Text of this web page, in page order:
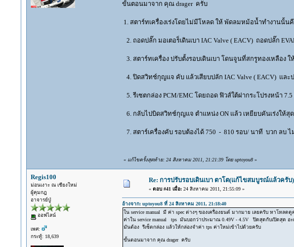
ขั้นตอนมาจาก คุณ drager ครับ
1. สตาร์ทเครื่องเร่งโดยไม่มีโหลด ให้ พัดลมหม้อน้ำทำงานนั้น
2. ถอดปลั๊ก มอเตอร็เดินเบา IAC Valve ( EACV) ถอดปลั๊ก
3. สตาร์ทเครื่อง ปรับตั้งรอบเดินเบา โดนจูนที่สกรูทองเหลือง
4. ปิดสวิทช์กุญแจ คับ แล้วเสียบปลัก IAC Valve ( EACV) และป
5. รีเซตกล่อง PCM/EMC โดยถอด ฟิวส์ใต้ฝากระโปรงหน้า
6. กลับไปบิดสวิทช์กุญแจ ตำแหน่ง ON แล้ว เหยียบคันเร่งให้
7. สตาร์เครื่องคับ รอบต้องได้ 750 - 810 รอบ/ นาที บวก ลบ
« แก้ไขครั้งสุดท้าย: 24 สิงหาคม 2011, 21:21:39 โดย uptoyou8»
Regis100
ม่อนเงาะ ณ เชียงใหม่
ผู้คุมกฎ
อาจารย์ปู่
ออฟไลน์
เพศ:
กระทู้: 18,639
Re: การปรับรอบเดินเบา ตาโต(แก้ไขสมบูรณ์แล้วครับ)
« ตอบ #41 เมื่อ:24 สิงหาคม 2011, 21:55:09 »
อ้างจาก: uptoyou8 ที่ 24 สิงหาคม 2011, 21:18:40
ใน service manual มี ค่า spec ต่างๆ ของเครื่องยนต์ มากมาย เลยครับ หาโหลดดู
ค่าใน service manual tps มันบอกว่าประมาณ 0.49V - 4.5V ปิดสุดกับเปิดสุด อะ
มันต้อง รีเซ็ตกล่อง แล้วให้กล่องจำค่า tps ค่าใหม่เข้าไปด้วยครับ
ขั้นตอนมาจาก คุณ drager ครับ